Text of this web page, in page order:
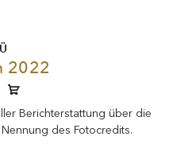
2022
Berichterstattung über die
des Fotocredits.